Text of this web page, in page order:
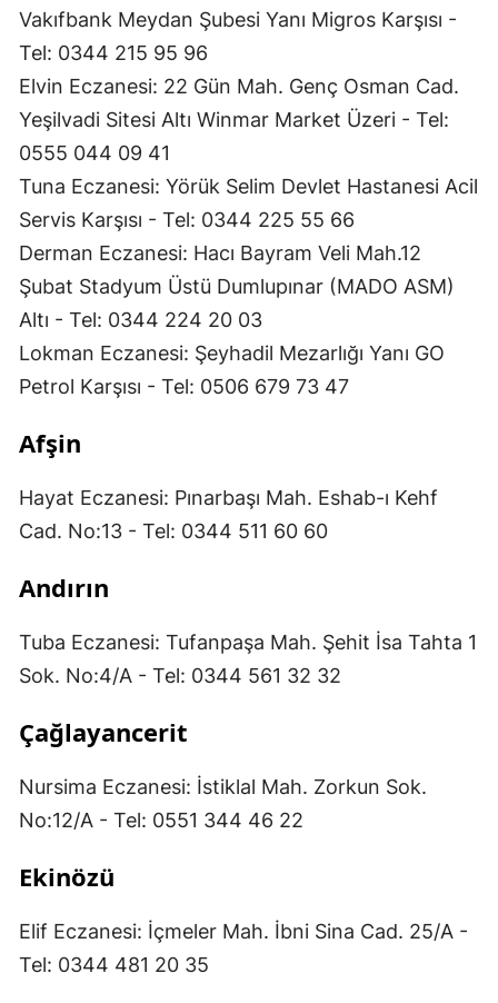
Vakıfbank Meydan Şubesi Yanı Migros Karşısı -
Tel: 0344 215 95 96
Elvin Eczanesi: 22 Gün Mah. Genç Osman Cad.
Yeşilvadi Sitesi Altı Winmar Market Üzeri - Tel:
0555 044 09 41
Tuna Eczanesi: Yörük Selim Devlet Hastanesi Acil
Servis Karşısı - Tel: 0344 225 55 66
Derman Eczanesi: Hacı Bayram Veli Mah.12
Şubat Stadyum Üstü Dumlupınar (MADO ASM)
Altı - Tel: 0344 224 20 03
Lokman Eczanesi: Şeyhadil Mezarlığı Yanı GO
Petrol Karşısı - Tel: 0506 679 73 47
Afşin
Hayat Eczanesi: Pınarbaşı Mah. Eshab-ı Kehf
Cad. No:13 - Tel: 0344 511 60 60
Andırın
Tuba Eczanesi: Tufanpaşa Mah. Şehit İsa Tahta 1
Sok. No:4/A - Tel: 0344 561 32 32
Çağlayancerit
Nursima Eczanesi: İstiklal Mah. Zorkun Sok.
No:12/A - Tel: 0551 344 46 22
Ekinözü
Elif Eczanesi: İçmeler Mah. İbni Sina Cad. 25/A -
Tel: 0344 481 20 35